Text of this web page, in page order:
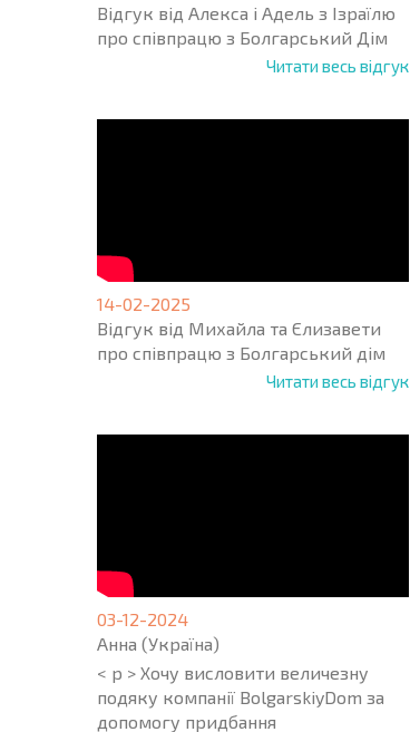
Відгук від Алекса і Адель з Ізраїлю
про співпрацю з Болгарський Дім
Читати весь відгук
14-02-2025
Відгук від Михайла та Єлизавети
про співпрацю з Болгарський дім
Читати весь відгук
03-12-2024
Анна (Україна)
< p > Хочу висловити величезну
подяку компанії BolgarskiyDom за
допомогу придбання